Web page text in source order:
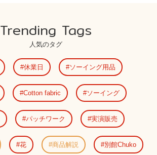
Trending Tags
人気のタグ
休業日 ソーイング用品
Cotton fabric ソーイング
パッチワーク 実演販売
花 商品解説 別館Chuko